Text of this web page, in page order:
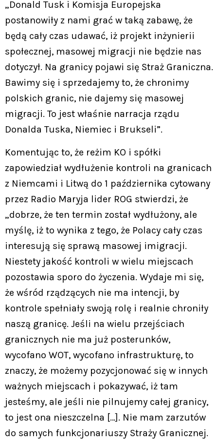
„Donald Tusk i Komisja Europejska
postanowiły z nami grać w taką zabawę, że
będą cały czas udawać, iż projekt inżynierii
społecznej, masowej migracji nie będzie nas
dotyczył. Na granicy pojawi się Straż Graniczna.
Bawimy się i sprzedajemy to, że chronimy
polskich granic, nie dajemy się masowej
migracji. To jest właśnie narracja rządu
Donalda Tuska, Niemiec i Brukseli”.
Komentując to, że reżim KO i spółki
zapowiedział wydłużenie kontroli na granicach
z Niemcami i Litwą do 1 października cytowany
przez Radio Maryja lider ROG stwierdzi, że
„dobrze, że ten termin został wydłużony, ale
myślę, iż to wynika z tego, że Polacy cały czas
interesują się sprawą masowej imigracji.
Niestety jakość kontroli w wielu miejscach
pozostawia sporo do życzenia. Wydaje mi się,
że wśród rządzących nie ma intencji, by
kontrole spełniały swoją rolę i realnie chroniły
naszą granicę. Jeśli na wielu przejściach
granicznych nie ma już posterunków,
wycofano WOT, wycofano infrastrukturę, to
znaczy, że możemy pozycjonować się w innych
ważnych miejscach i pokazywać, iż tam
jesteśmy, ale jeśli nie pilnujemy całej granicy,
to jest ona nieszczelna […]. Nie mam zarzutów
do samych funkcjonariuszy Straży Granicznej.